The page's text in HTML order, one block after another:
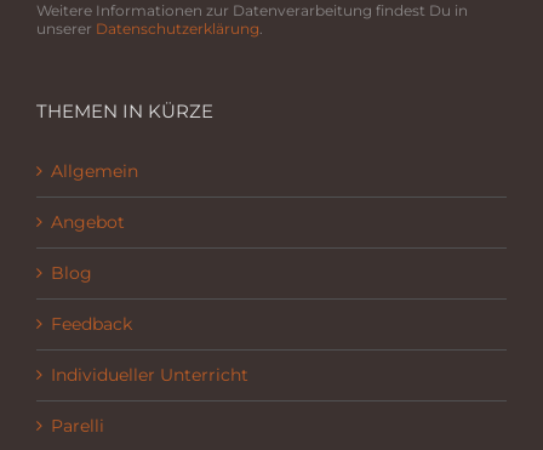
Weitere Informationen zur Datenverarbeitung findest Du in
unserer Datenschutzerklärung.
THEMEN IN KÜRZE
Allgemein
Angebot
Blog
Feedback
Individueller Unterricht
Parelli